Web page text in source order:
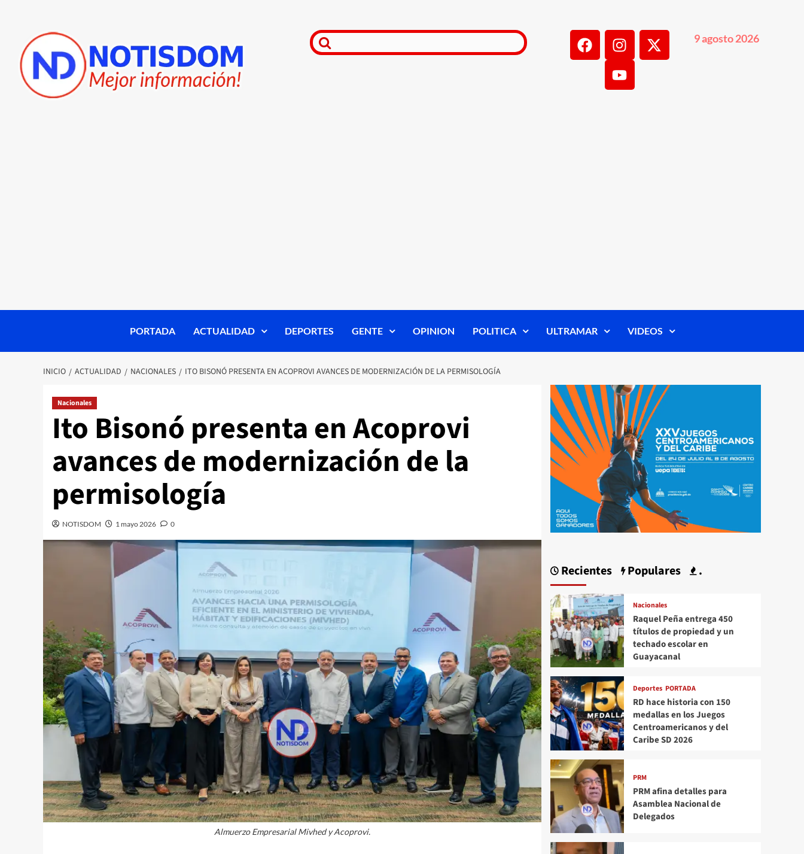
9 agosto 2026
PORTADA ACTUALIDAD DEPORTES GENTE OPINION POLITICA ULTRAMAR VIDEOS
INICIO ACTUALIDAD NACIONALES ITO BISONÓ PRESENTA EN ACOPROVI AVANCES DE MODERNIZACIÓN DE LA PERMISOLOGÍA
Nacionales
Ito Bisonó presenta en Acoprovi
avances de modernización de la
permisología
NOTISDOM 1 mayo 2026 0
Almuerzo Empresarial Mivhed y Acoprovi.
Recientes Populares .
Nacionales
Raquel Peña entrega 450
títulos de propiedad y un
techado escolar en
Guayacanal
Deportes PORTADA
RD hace historia con 150
medallas en los Juegos
Centroamericanos y del
Caribe SD 2026
PRM
PRM afina detalles para
Asamblea Nacional de
Delegados